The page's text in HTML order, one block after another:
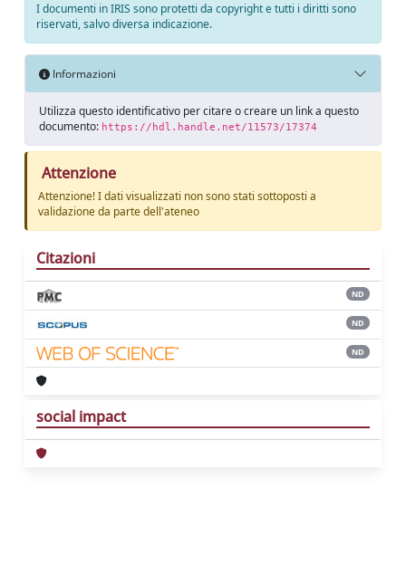
I documenti in IRIS sono protetti da copyright e tutti i diritti sono
riservati, salvo diversa indicazione.
Informazioni
Utilizza questo identificativo per citare o creare un link a questo
documento: https://hdl.handle.net/11573/17374
Attenzione
Attenzione! I dati visualizzati non sono stati sottoposti a
validazione da parte dell'ateneo
Citazioni
ND
ND
ND
social impact